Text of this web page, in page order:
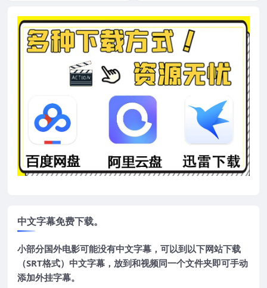
中文字幕免费下载。
小部分国外电影可能没有中文字幕，可以到以下网站下载
（SRT格式）中文字幕，放到和视频同一个文件夹即可手动
添加外挂字幕。